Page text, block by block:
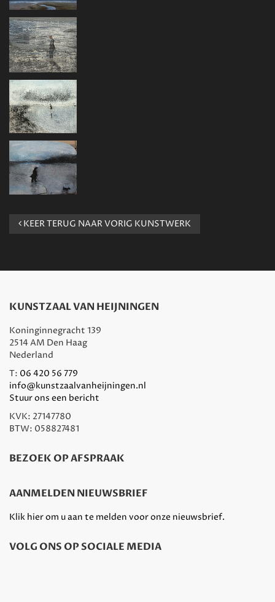
KEER TERUG NAAR VORIG KUNSTWERK
KUNSTZAAL VAN HEIJNINGEN
Koninginnegracht 139
2514 AM Den Haag
Nederland
T: 06 420 56 779
info@kunstzaalvanheijningen.nl
Stuur ons een bericht
KVK: 27147780
BTW: 058827481
BEZOEK OP AFSPRAAK
AANMELDEN NIEUWSBRIEF
Klik hier om u aan te melden voor onze nieuwsbrief.
VOLG ONS OP SOCIALE MEDIA